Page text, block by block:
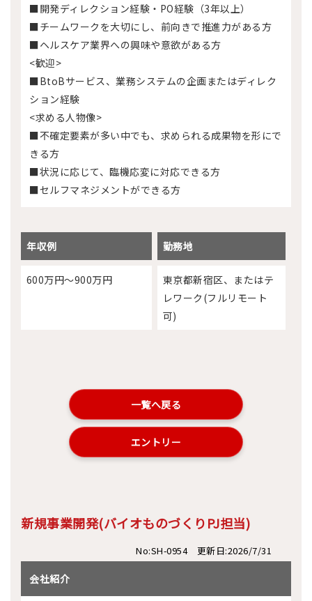
■開発ディレクション経験・PO経験（3年以上）
■チームワークを大切にし、前向きで推進力がある方
■ヘルスケア業界への興味や意欲がある方
<歓迎>
■BtoBサービス、業務システムの企画またはディレク
ション経験
<求める人物像>
■不確定要素が多い中でも、求められる成果物を形にで
きる方
■状況に応じて、臨機応変に対応できる方
■セルフマネジメントができる方
年収例 勤務地
600万円～900万円
東京都新宿区、またはテ
レワーク(フルリモート
可)
一覧へ戻る
エントリー
新規事業開発(バイオものづくりPJ担当)
No:SH-0954 更新日:2026/7/31
会社紹介